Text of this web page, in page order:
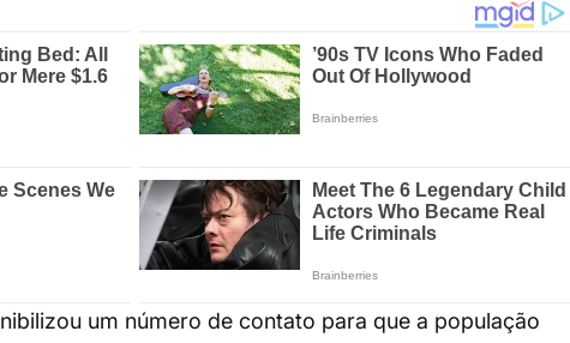
um número de contato para que a população